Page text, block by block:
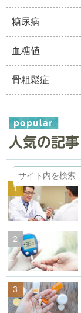
糖尿病
血糖値
骨粗鬆症